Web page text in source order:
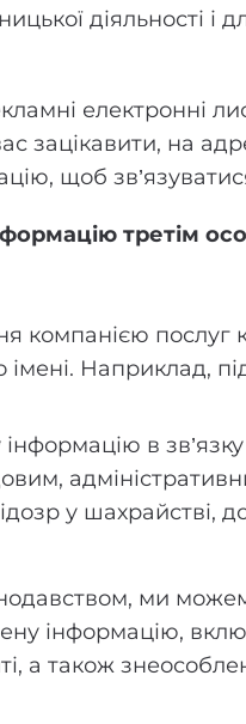
діяльності
електронні
зацікавити, на
щоб
третім
компанією
Наприклад,
в
у
ми
інформацію,
а також